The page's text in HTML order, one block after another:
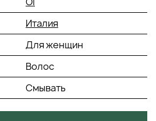
следуйте местным
для сохранения окружающей
Италия
Для женщин
Волос
Смывать